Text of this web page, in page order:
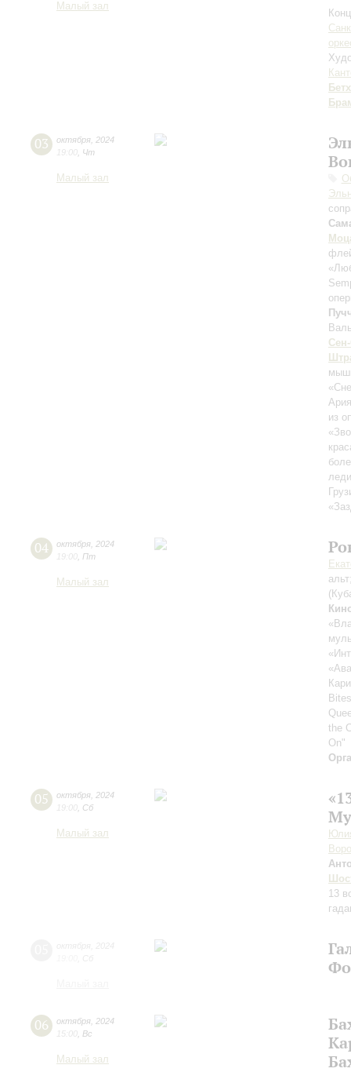
Малый зал
03 октября 2024
19:00 Чт
Малый зал
из
04 октября 2024
19:00 Пт
Малый зал
the
On"
05 октября 2024
19:00 Сб
Малый зал
13
06 октября 2024
15:00 Вс
Малый зал